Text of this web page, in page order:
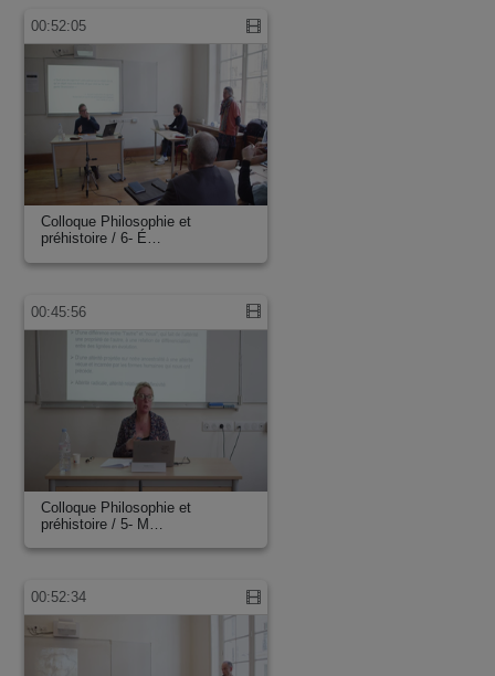
00:52:05
Colloque Philosophie et
préhistoire / 6- É…
00:45:56
Colloque Philosophie et
préhistoire / 5- M…
00:52:34